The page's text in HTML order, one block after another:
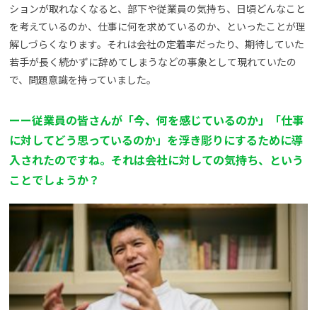
ションが取れなくなると、部下や従業員の気持ち、日頃どんなこと
を考えているのか、仕事に何を求めているのか、といったことが理
解しづらくなります。それは会社の定着率だったり、期待していた
若手が長く続かずに辞めてしまうなどの事象として現れていたの
で、問題意識を持っていました。
ーー従業員の皆さんが「今、何を感じているのか」「仕事
に対してどう思っているのか」を浮き彫りにするために導
入されたのですね。それは会社に対しての気持ち、という
ことでしょうか？